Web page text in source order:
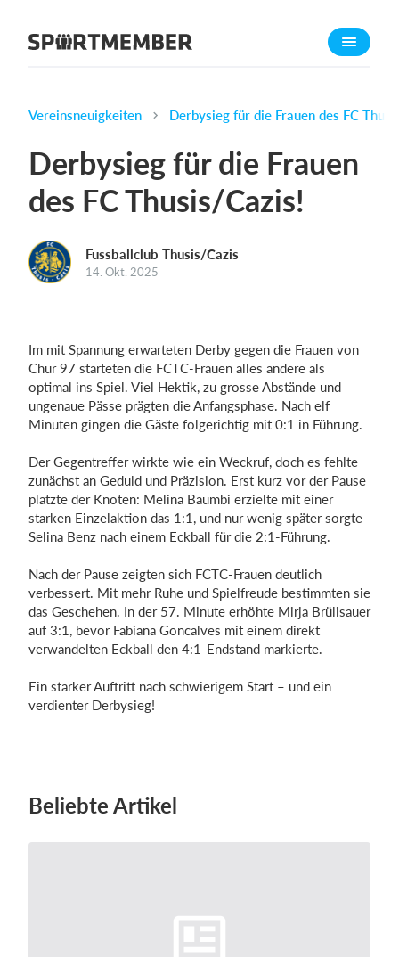
Über SportMember
Funktionen
Trainingsplan
Homepage erstellen
Was kostet es?
Deutsch
Einloggen
Vereinsneuigkeiten Derbysieg für die Frauen des FC
Derbysieg für die Frauen
des FC Thusis/Cazis!
Fussballclub Thusis/Cazis
14. Okt. 2025
Im mit Spannung erwarteten Derby gegen die Frauen von
Chur 97 starteten die FCTC-Frauen alles andere als
optimal ins Spiel. Viel Hektik, zu grosse Abstände und
ungenaue Pässe prägten die Anfangsphase. Nach elf
Minuten gingen die Gäste folgerichtig mit 0:1 in Führung.
Der Gegentreffer wirkte wie ein Weckruf, doch es fehlte
zunächst an Geduld und Präzision. Erst kurz vor der Pause
platzte der Knoten: Melina Baumbi erzielte mit einer
starken Einzelaktion das 1:1, und nur wenig später sorgte
Selina Benz nach einem Eckball für die 2:1-Führung.
Nach der Pause zeigten sich FCTC-Frauen deutlich
verbessert. Mit mehr Ruhe und Spielfreude bestimmten sie
das Geschehen. In der 57. Minute erhöhte Mirja Brülisauer
auf 3:1, bevor Fabiana Goncalves mit einem direkt
verwandelten Eckball den 4:1-Endstand markierte.
Ein starker Auftritt nach schwierigem Start – und ein
verdienter Derbysieg!
Beliebte Artikel